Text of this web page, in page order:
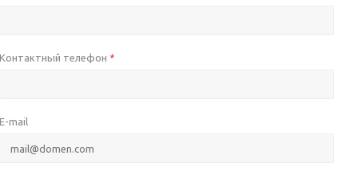
Контактный телефон *
E-mail